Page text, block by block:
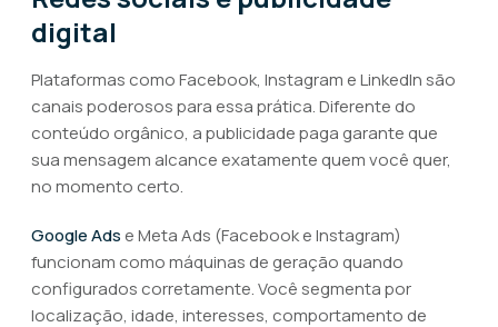
digital
Plataformas como Facebook, Instagram e LinkedIn são
canais poderosos para essa prática. Diferente do
conteúdo orgânico, a publicidade paga garante que
sua mensagem alcance exatamente quem você quer,
no momento certo.
Google Ads e Meta Ads (Facebook e Instagram)
funcionam como máquinas de geração quando
configurados corretamente. Você segmenta por
localização, idade, interesses, comportamento de